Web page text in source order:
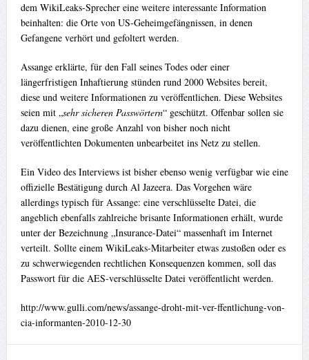
dem WikiLeaks-Sprecher eine weitere interessante Information
beinhalten: die Orte von US-Geheimgefängnissen, in denen
Gefangene verhört und gefoltert werden.
Assange erklärte, für den Fall seines Todes oder einer
längerfristigen Inhaftierung stünden rund 2000 Websites bereit,
diese und weitere Informationen zu veröffentlichen. Diese Websites
seien mit „sehr sicheren Passwörtern“ geschützt. Offenbar sollen sie
dazu dienen, eine große Anzahl von bisher noch nicht
veröffentlichten Dokumenten unbearbeitet ins Netz zu stellen.
Ein Video des Interviews ist bisher ebenso wenig verfügbar wie eine
offizielle Bestätigung durch Al Jazeera. Das Vorgehen wäre
allerdings typisch für Assange: eine verschlüsselte Datei, die
angeblich ebenfalls zahlreiche brisante Informationen erhält, wurde
unter der Bezeichnung „Insurance-Datei“ massenhaft im Internet
verteilt. Sollte einem WikiLeaks-Mitarbeiter etwas zustoßen oder es
zu schwerwiegenden rechtlichen Konsequenzen kommen, soll das
Passwort für die AES-verschlüsselte Datei veröffentlicht werden.
http://www.gulli.com/news/assange-droht-mit-ver-ffentlichung-von-
cia-informanten-2010-12-30